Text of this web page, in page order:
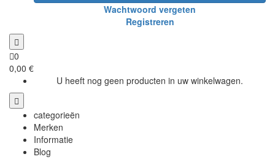
Wachtwoord vergeten
Registreren
0
0,00 €
U heeft nog geen producten in uw winkelwagen.
categorieën
Merken
Informatie
Blog